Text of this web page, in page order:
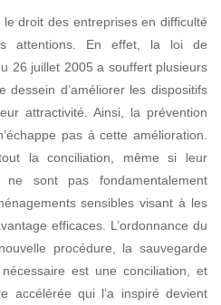
le droit des entreprises en difficulté
attentions. En effet, la loi de
26 juillet 2005 a souffert plusieurs
dessein d’améliorer les dispositifs
attractivité. Ainsi, la prévention
pas à cette amélioration.
la conciliation, même si leur
sont pas fondamentalement
sensiblesvisant à les
efficaces. L’ordonnance du
procédure, la sauvegarde
est une conciliation, et
accélérée qui l’a inspiré devient